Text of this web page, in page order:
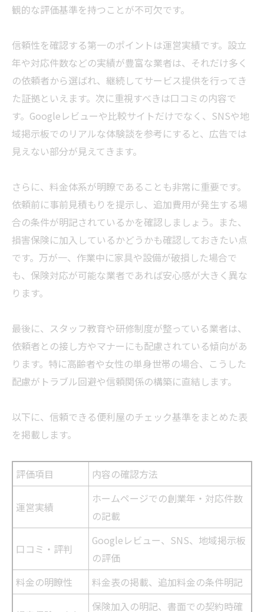
観的な評価基準を持つことが不可欠です。
信頼性を確認する第一のポイントは運営実績です。設立
年や対応件数などの実績が豊富な業者は、それだけ多く
の依頼者から選ばれ、継続してサービス提供を行ってき
た証拠といえます。次に重視すべきは口コミの内容で
す。Googleレビューや比較サイトだけでなく、SNSや地
域掲示板でのリアルな体験談を参考にすると、広告では
見えない部分が見えてきます。
さらに、料金体系が明瞭であることも非常に重要です。
依頼前に事前見積もりを提示し、追加費用が発生する場
合の条件が明記されているかを確認しましょう。また、
損害保険に加入しているかどうかも確認しておきたい点
です。万が一、作業中に家具や設備が破損した場合で
も、保険対応が可能な業者であれば安心感が大きく異な
ります。
最後に、スタッフ教育や研修制度が整っている業者は、
依頼者との接し方やマナーにも配慮されている傾向があ
ります。特に高齢者や女性の単身世帯の場合、こうした
配慮がトラブル回避や信頼関係の構築に直結します。
以下に、信頼できる便利屋のチェック基準をまとめた表
を掲載します。
評価項目 内容の確認方法
運営実績
ホームページでの創業年・対応件数
の記載
口コミ・評判
Googleレビュー、SNS、地域掲示板
の評価
料金の明瞭性
料金表の掲載、追加料金の条件明記
保険加入の明記、書面での契約時確